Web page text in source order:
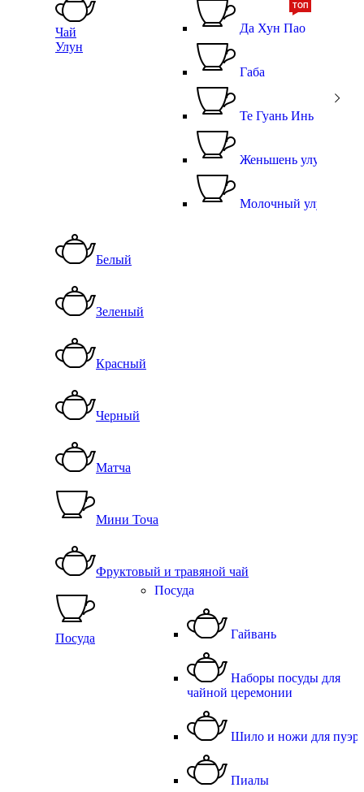
Чай
Улун
Да Хун Пао
ТОП
Габа
Те Гуань Инь
Женьшень улун
Молочный улун
Белый
Зеленый
Красный
Черный
Матча
Мини Точа
Фруктовый и травяной чай
Посуда
Посуда
Гайвань
Наборы посуды для
чайной церемонии
Шило и ножи для пуэра
Пиалы